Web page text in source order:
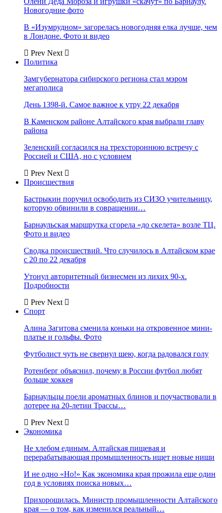
Новогодние фото
В «Изумрудном» загорелась новогодняя елка лучше, чем
в Лондоне. Фото и видео
Prev Next
Политика
Замгубернатора сибирского региона стал мэром
мегаполиса
День 1398-й. Самое важное к утру 22 декабря
В Каменском районе Алтайского края выбрали главу
района
Зеленский согласился на трехстороннюю встречу с
Россией и США, но с условием
Prev Next
Происшествия
Бастрыкин поручил освободить из СИЗО учительницу,
которую обвинили в совращении…
Барнаульская маршрутка сгорела «до скелета» возле ТЦ.
Фото и видео
Сводка происшествий. Что случилось в Алтайском крае
с 20 по 22 декабря
Утонул авторитетный бизнесмен из лихих 90-х.
Подробности
Prev Next
Спорт
Алина Загитова сменила коньки на откровенное мини-
платье и гольфы. Фото
Футболист чуть не свернул шею, когда радовался голу
Ротенберг объяснил, почему в России футбол любят
больше хоккея
Барнаульцы поели ароматных блинов и поучаствовали в
лотерее на 20-летии Трассы…
Prev Next
Экономика
Не хлебом единым. Алтайская пищевая и
перерабатывающая промышленность ищет новые ниши
И не одно «Но!» Как экономика края прожила еще один
год в условиях поиска новых…
Прихорошилась. Министр промышленности Алтайского
края — о том, как изменился реальный…